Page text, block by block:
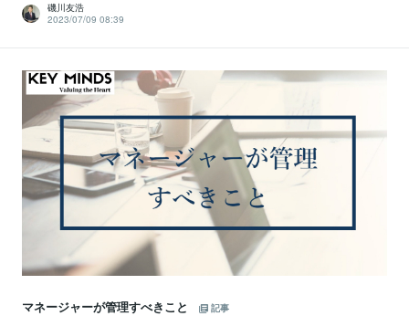
磯川友浩
2023/07/09 08:39
マネージャーが管理すべきこと
記事